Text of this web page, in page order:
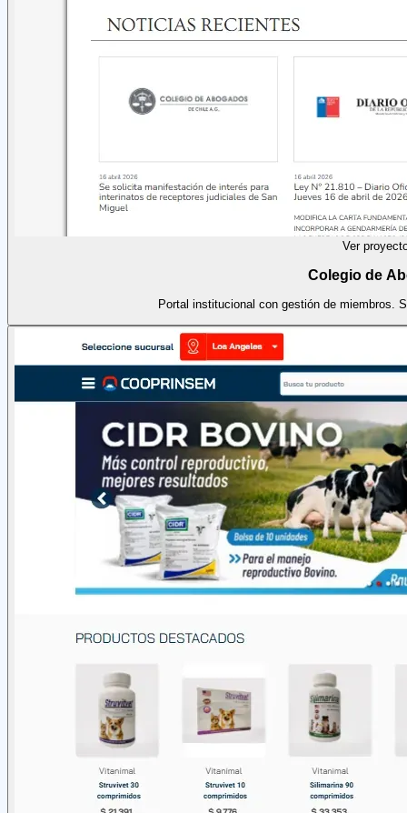
Ver
Colegio de
Portal institucional con gestión de miembros.